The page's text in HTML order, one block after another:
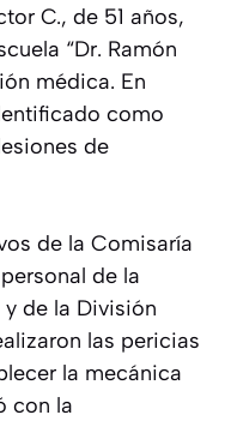
C., de 51 años,
“Dr. Ramón
médica. En
como
de
de la Comisaría
de la
de la División
las pericias
la mecánica
con la